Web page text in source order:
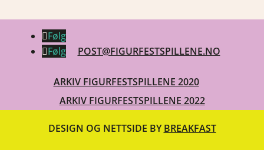
Følg
Følg
POST@FIGURFESTSPILLENE.NO
ARKIV FIGURFESTSPILLENE 2020
ARKIV FIGURFESTSPILLENE 2022
DESIGN OG NETTSIDE BYBREAKFAST